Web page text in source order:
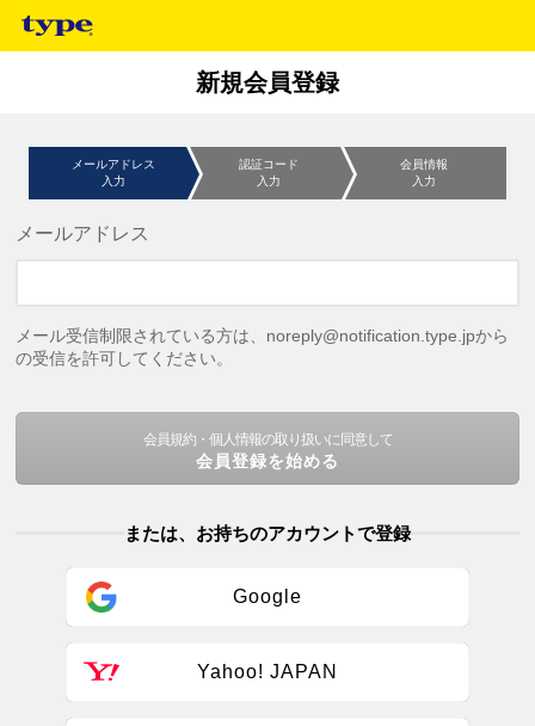
新規会員登録
メールアドレス
入力
認証コード
入力
会員情報
入力
メールアドレス
メール受信制限されている方は、noreply@notification.type.jpから
の受信を許可してください。
会員規約・個人情報の取り扱いに同意して
会員登録を始める
または、お持ちのアカウントで登録
Google
Yahoo! JAPAN